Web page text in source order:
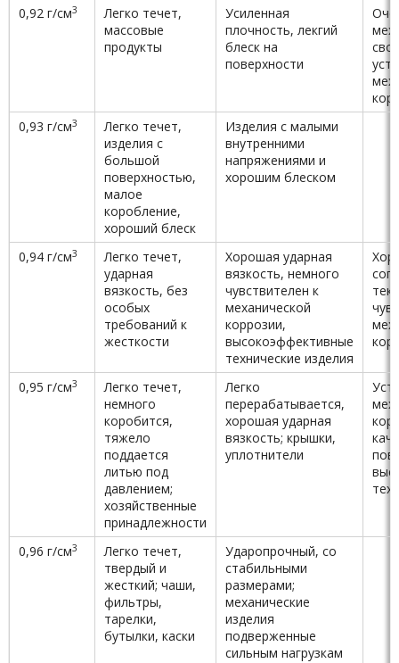
0,92 г/см3
Легко течет,
массовые
продукты
Усиленная
плочность, лекгий
блеск на
поверхности
0,93 г/см3
Легко течет,
изделия с
большой
поверхностью,
малое
коробление,
хороший блеск
Изделия с малыми
внутренними
напряжениями и
хорошим блеском
0,94 г/см3
Легко течет,
ударная
вязкость, без
особых
требований к
жесткости
Хорошая ударная
вязкость, немного
чувствителен к
механической
коррозии,
высокоэффективные
технические изделия
0,95 г/см3
Легко течет,
немного
коробится,
тяжело
поддается
литью под
давлением;
хозяйственные
принадлежности
Легко
перерабатывается,
хорошая ударная
вязкость; крышки,
уплотнители
0,96 г/см3
Легко течет,
твердый и
жесткий; чаши,
фильтры,
тарелки,
бутылки, каски
Ударопрочный, со
стабильными
размерами;
механические
изделия
подверженные
сильным нагрузкам